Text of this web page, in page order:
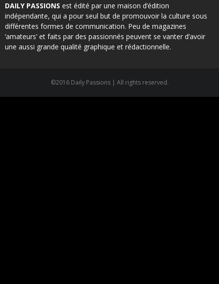
DAILY PASSIONS est édité par une maison d’édition
indépendante, qui a pour seul but de promouvoir la culture sous
différentes formes de communication. Peu de magazines
‘amateurs’ et faits par des passionnés peuvent se vanter d’avoir
une aussi grande qualité graphique et rédactionnelle.
©2016 Daily Passions | All rights reserved.